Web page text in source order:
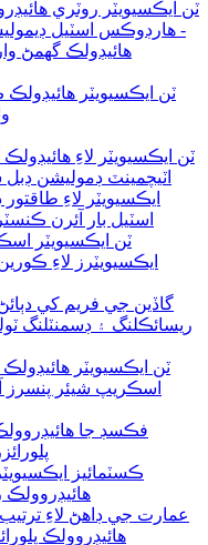
- هارڊوڪس اسٽيل
هائيڊولڪ گھمڻ
اٽيچمينٽ ڊموليشن
ايڪسيويٽر لاءِ
اسٽيل بار آئرن
ايڪسيويٽرز لاءِ
گاڏين جي فريم کي
اسڪريپ شيئر پنسرز
ڪسٽمائيز
هائيڊروولڪ
عمارت جي ڊاهڻ لاءِ